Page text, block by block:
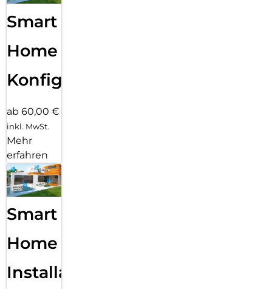
Smart
Home
Konfiguration
ab 60,00 €
inkl. MwSt.
Mehr
erfahren
Smart
Home
Installation